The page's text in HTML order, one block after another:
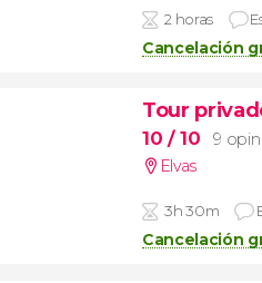
2 horas
Cancelación
Tour
10 / 10
9
Elvas
3h 30m
Cancelación